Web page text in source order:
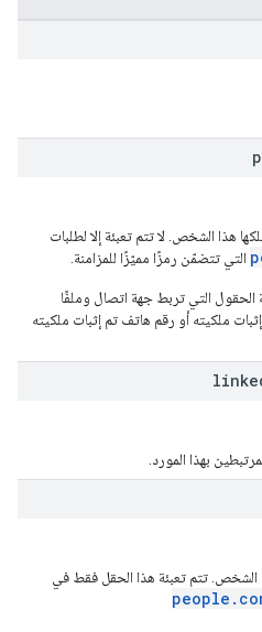
هذا الشخص. لا تتم تعبئة إلا لطلبات
التي تتضمّن رمزًا مميّزًا للمزامنة.
الحقول التي تربط جهة اتصال وملفًا
ملكيته أو رقم هاتف تم إثبات ملكيته
بهذا المورد.
تتم تعبئة هذا الحقل فقط في